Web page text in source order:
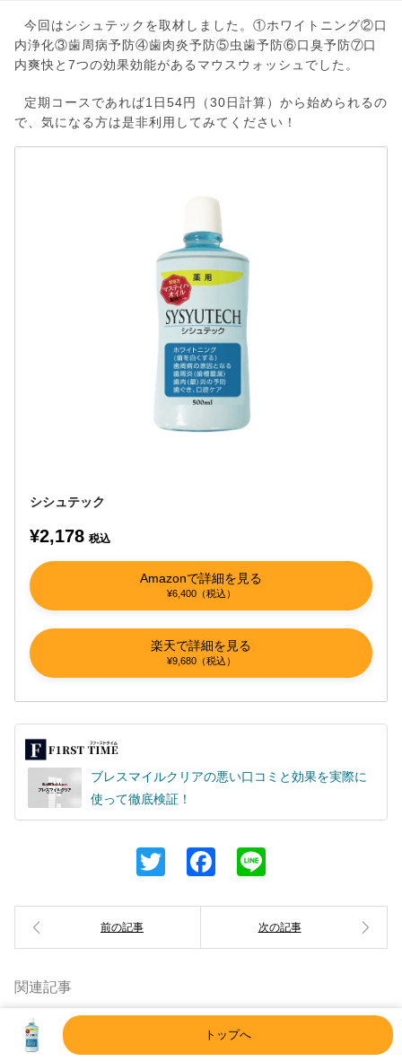
今回はシシュテックを取材しました。①ホワイトニング②口
内浄化③歯周病予防④歯肉炎予防⑤虫歯予防⑥口臭予防⑦口
内爽快と7つの効果効能があるマウスウォッシュでした。
定期コースであれば1日54円（30日計算）から始められるの
で、気になる方は是非利用してみてください！
シシュテック
¥2,178 税込
Amazonで詳細を見る
¥6,400（税込）
楽天で詳細を見る
¥9,680（税込）
ブレスマイルクリアの悪い口コミと効果を実際に
使って徹底検証！
トップへ
TwitterFacebook
関連記事